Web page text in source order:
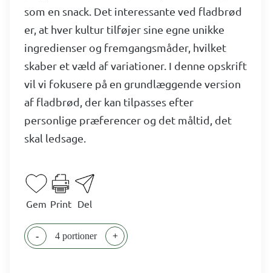
som en snack. Det interessante ved fladbrød
er, at hver kultur tilføjer sine egne unikke
ingredienser og fremgangsmåder, hvilket
skaber et væld af variationer. I denne opskrift
vil vi fokusere på en grundlæggende version
af fladbrød, der kan tilpasses efter
personlige præferencer og det måltid, det
skal ledsage.
Gem Print Del
- 4 portioner +